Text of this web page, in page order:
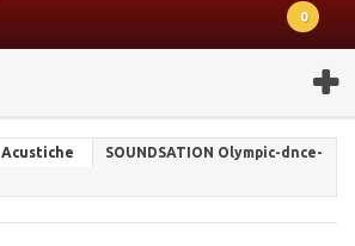
0
Acustiche
SOUNDSATION Olympic-dnce-